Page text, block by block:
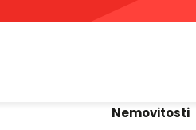
Nemovitosti